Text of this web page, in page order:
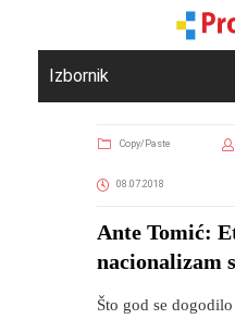
Izbornik
Copy/Paste
08.07.2018
Ante Tomić:
nacionalizam
Što god se